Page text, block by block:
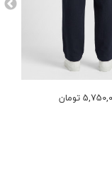
تومان